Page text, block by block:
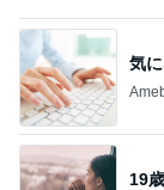
気
19